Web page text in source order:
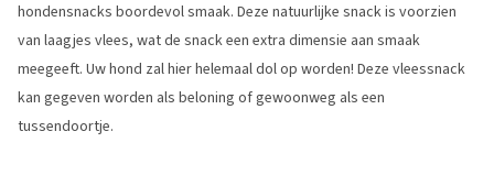
hondensnacks boordevol smaak. Deze natuurlijke snack is voorzien
van laagjes vlees, wat de snack een extra dimensie aan smaak
meegeeft. Uw hond zal hier helemaal dol op worden! Deze vleessnack
kan gegeven worden als beloning of gewoonweg als een
tussendoortje.